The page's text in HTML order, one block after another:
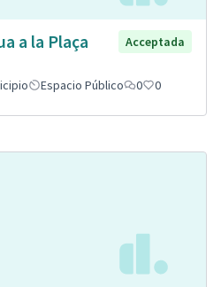
a la Plaça
Acceptada
Espacio Público 0 0